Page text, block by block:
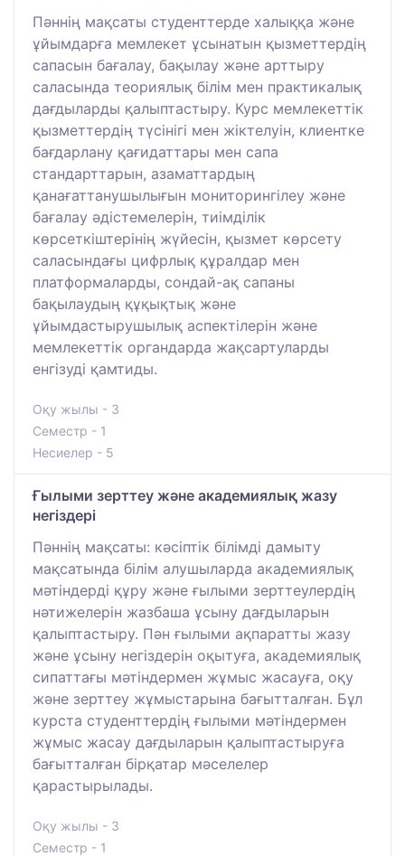
Пәннің мақсаты студенттерде халыққа және
ұйымдарға мемлекет ұсынатын қызметтердің
сапасын бағалау, бақылау және арттыру
саласында теориялық білім мен практикалық
дағдыларды қалыптастыру. Курс мемлекеттік
қызметтердің түсінігі мен жіктелуін, клиентке
бағдарлану қағидаттары мен сапа
стандарттарын, азаматтардың
қанағаттанушылығын мониторингілеу және
бағалау әдістемелерін, тиімділік
көрсеткіштерінің жүйесін, қызмет көрсету
саласындағы цифрлық құралдар мен
платформаларды, сондай-ақ сапаны
бақылаудың құқықтық және
ұйымдастырушылық аспектілерін және
мемлекеттік органдарда жақсартуларды
енгізуді қамтиды.
Оқу жылы - 3
Семестр - 1
Несиелер - 5
Ғылыми зерттеу және академиялық жазу
негіздері
Пәннің мақсаты: кәсіптік білімді дамыту
мақсатында білім алушыларда академиялық
мәтіндерді құру және ғылыми зерттеулердің
нәтижелерін жазбаша ұсыну дағдыларын
қалыптастыру. Пән ғылыми ақпаратты жазу
және ұсыну негіздерін оқытуға, академиялық
сипаттағы мәтіндермен жұмыс жасауға, оқу
және зерттеу жұмыстарына бағытталған. Бұл
курста студенттердің ғылыми мәтіндермен
жұмыс жасау дағдыларын қалыптастыруға
бағытталған бірқатар мәселелер
қарастырылады.
Оқу жылы - 3
Семестр - 1